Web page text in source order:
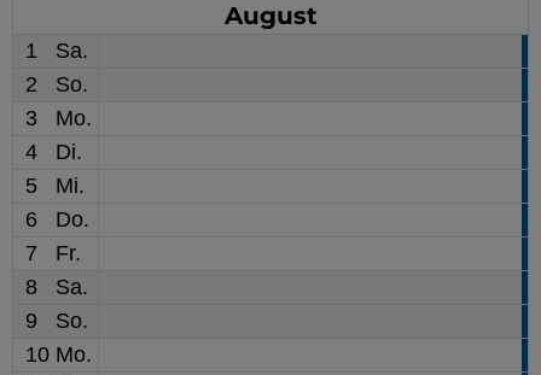
August
1
Sa.
2
So.
3
Mo.
4
Di.
5
Mi.
6
Do.
7
Fr.
8
Sa.
9
So.
10 Mo.